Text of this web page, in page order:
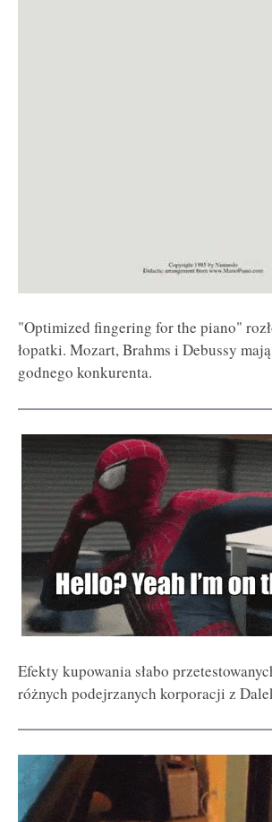
"Optimized fingering for the piano"
łopatki. Mozart, Brahms i Debussy
godnego konkurenta.
Efekty kupowania słabo
różnych podejrzanych korporacji z